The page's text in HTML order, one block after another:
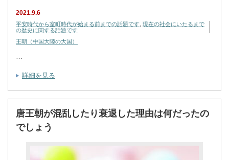
2021.9.6
平安時代から室町時代が始まる前までの話題です 現在の社会にいたるまで
の歴史に関する話題です
王朝（中国大陸の大国）
詳細を見る
唐王朝が混乱したり衰退した理由は何だったの
でしょう